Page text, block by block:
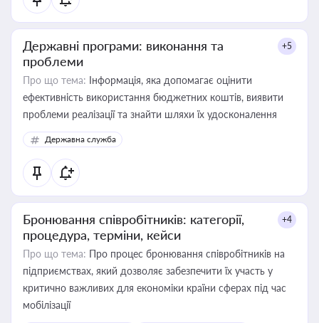
Державні програми: виконання та
проблеми
+5
Про що тема: Інформація, яка допомагає оцінити
ефективність використання бюджетних коштів, виявити
проблеми реалізації та знайти шляхи їх удосконалення
Державна служба
Бронювання співробітників: категорії,
процедура, терміни, кейси
+4
Про що тема: Про процес бронювання співробітників на
підприємствах, який дозволяє забезпечити їх участь у
критично важливих для економіки країни сферах під час
мобілізації